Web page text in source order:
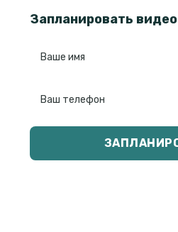
Запланировать